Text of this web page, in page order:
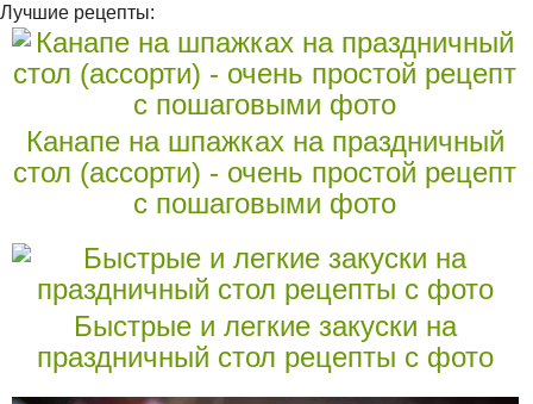
Лучшие рецепты:
Канапе на шпажках на праздничный
стол (ассорти) - очень простой рецепт
с пошаговыми фото
Быстрые и легкие закуски на
праздничный стол рецепты с фото